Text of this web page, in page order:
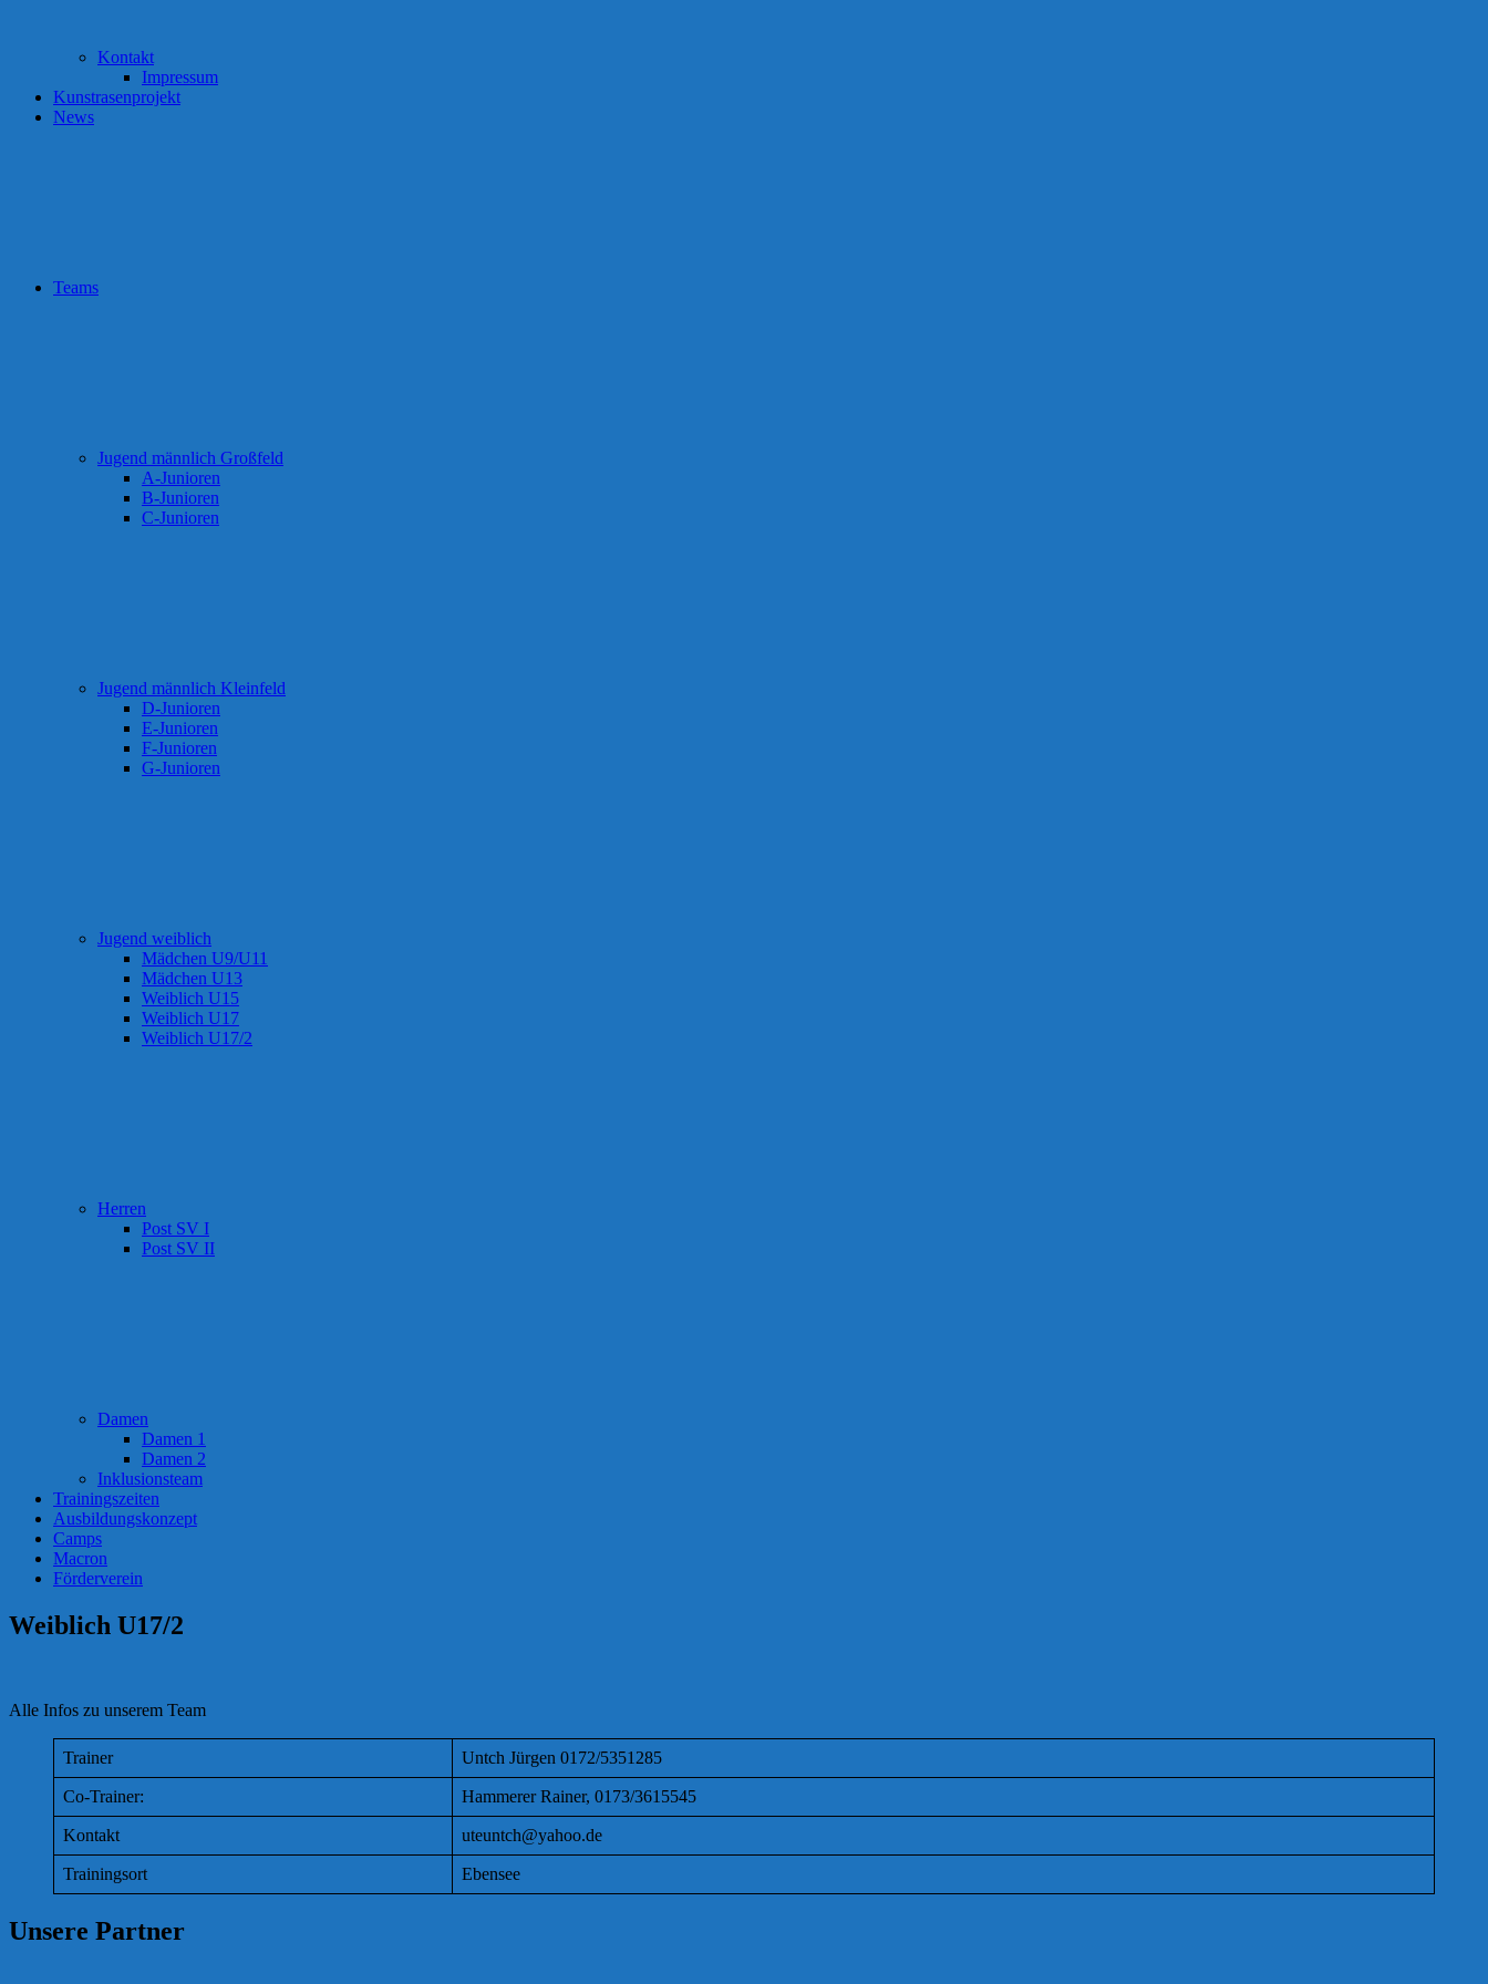
Kontakt
Impressum
Kunstrasenprojekt
News
Teams
Jugend männlich Großfeld
A-Junioren
B-Junioren
C-Junioren
Jugend männlich Kleinfeld
D-Junioren
E-Junioren
F-Junioren
G-Junioren
Jugend weiblich
Mädchen U9/U11
Mädchen U13
Weiblich U15
Weiblich U17
Weiblich U17/2
Herren
Post SV I
Post SV II
Damen
Damen 1
Damen 2
Inklusionsteam
Trainingszeiten
Ausbildungskonzept
Camps
Macron
Förderverein
Weiblich U17/2
Alle Infos zu unserem Team
Trainer Untch Jürgen 0172/5351285
Co-Trainer: Hammerer Rainer, 0173/3615545
Kontakt uteuntch@yahoo.de
Trainingsort Ebensee
Unsere Partner